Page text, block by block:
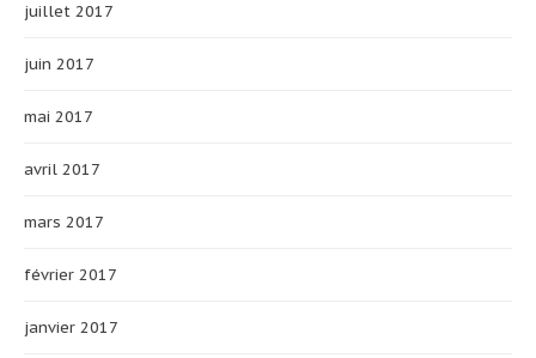
juillet 2017
juin 2017
mai 2017
avril 2017
mars 2017
février 2017
janvier 2017